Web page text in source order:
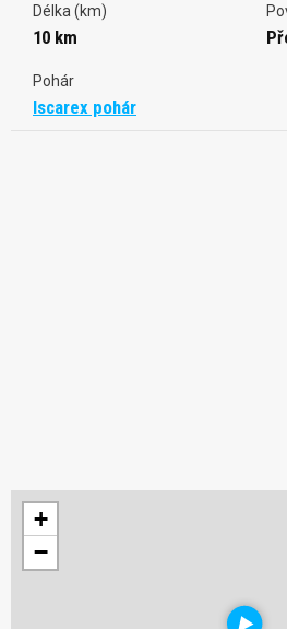
Délka (km)
10 km
Pohár
Iscarex pohár
+
−